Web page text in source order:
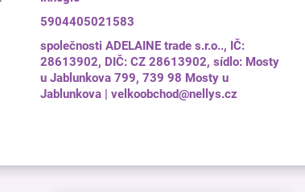
5904405021583
společnosti ADELAINE trade s.r.o.., IČ:
28613902, DIČ: CZ 28613902, sídlo: Mosty
u Jablunkova 799, 739 98 Mosty u
Jablunkova | velkoobchod@nellys.cz